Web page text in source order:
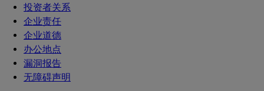
投资者关系
企业责任
企业道德
办公地点
漏洞报告
无障碍声明